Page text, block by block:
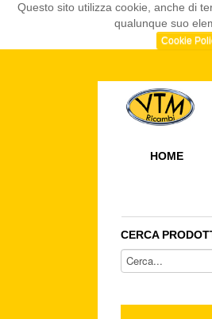
Questo sito utilizza cookie, anche di
qualunque suo
Cookie
HOME
CERCA